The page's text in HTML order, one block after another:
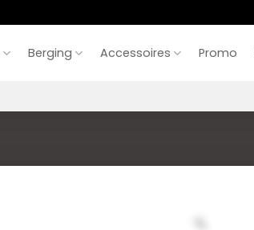
Berging Accessoires Promo